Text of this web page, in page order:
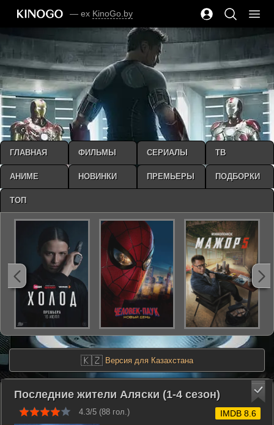
— ex KinoGo.by
🇰🇿 Версия для Казахстана
Последние жители Аляски (1-4 сезон)
4.3/5 (88 гол.) IMDB 8.6
ГЛАВНАЯ ФИЛЬМЫ СЕРИАЛЫ ТВ
АНИМЕ НОВИНКИ ПРЕМЬЕРЫ ПОДБОРКИ
ТОП